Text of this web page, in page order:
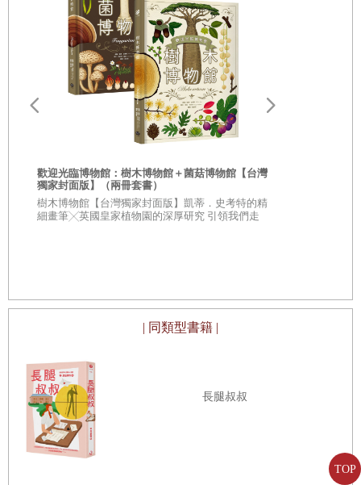
TOP
農桑漁獵篇
17.抽絲剝繭——養蠶繅絲人
18.發蹤指示——獵人
20.馬放南山——放馬人
21.磨刀不誤砍柴工——樵夫
23.策馬飛輿—— 車夫
25.蹈機握杼—— 織工
26.匠石運斤—— 木匠
27.量體裁衣—— 裁縫
28.描鸞刺鳳—— 繡工
歡迎光臨博物館：樹木博物館＋菌菇博物館【台灣
獨家封面版】（兩冊套書）
樹木博物館【台灣獨家封面版】凱蒂．史考特的精
細畫筆╳英國皇家植物園的深厚研究 引領我們走
| 同類型書籍 |
長腿叔叔